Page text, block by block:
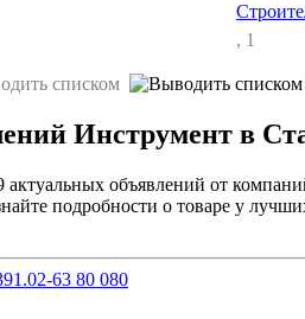
, 1
Инструмент в
объявлений от
подробности о товаре у
63 80 080